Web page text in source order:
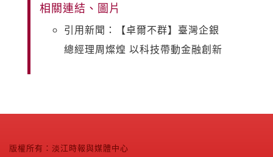
相關連結、圖片
引用新聞：【卓爾不群】臺灣企銀
總經理周燦煌 以科技帶動金融創新
版權所有：淡江時報與媒體中心